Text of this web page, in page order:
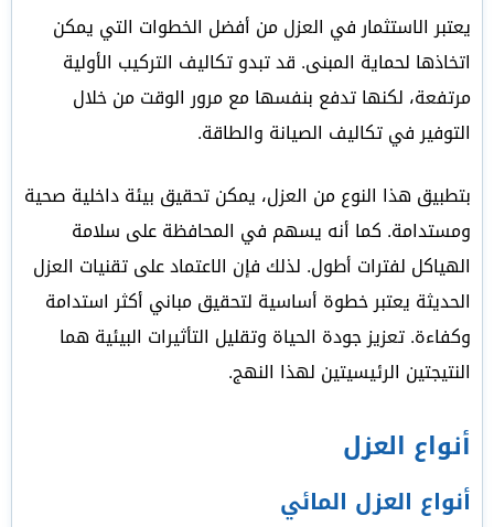
يعتبر الاستثمار في العزل من أفضل الخطوات التي يمكن
اتخاذها لحماية المبنى. قد تبدو تكاليف التركيب الأولية
مرتفعة، لكنها تدفع بنفسها مع مرور الوقت من خلال
التوفير في تكاليف الصيانة والطاقة.
بتطبيق هذا النوع من العزل، يمكن تحقيق بيئة داخلية صحية
ومستدامة. كما أنه يسهم في المحافظة على سلامة
الهياكل لفترات أطول. لذلك فإن الاعتماد على تقنيات العزل
الحديثة يعتبر خطوة أساسية لتحقيق مباني أكثر استدامة
وكفاءة. تعزيز جودة الحياة وتقليل التأثيرات البيئية هما
النتيجتين الرئيسيتين لهذا النهج.
أنواع العزل
أنواع العزل المائي